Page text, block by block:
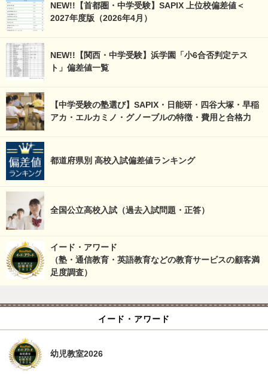
NEW!!【首都圏・中学受験】SAPIX 上位校偏差値＜
2027年度版（2026年4月）
NEW!!【関西・中学受験】浜学園「小6合否判定テス
ト」偏差値一覧
【中学受験の塾選び】SAPIX・日能研・四谷大塚・早稲
アカ・エルカミノ・グノーブルの特徴・費用と合格力
都道府県別 高校入試偏差値ランキング
全国公立高校入試（過去入試問題・正答）
イード・アワード
（塾・通信教育・英語教育などの教育サービスの顧客満
足度調査）
イード・アワード
幼児教室2026